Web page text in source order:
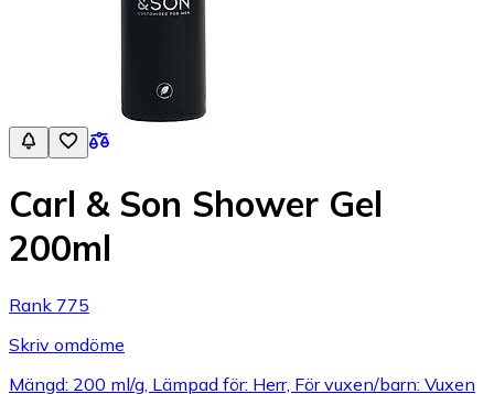
Carl & Son Shower Gel
200ml
Rank 775
Skriv omdöme
Mängd: 200 ml/g, Lämpad för: Herr, För vuxen/barn: Vuxen